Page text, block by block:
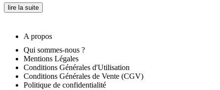
lire la suite
A propos
Qui sommes-nous ?
Mentions Légales
Conditions Générales d'Utilisation
Conditions Générales de Vente (CGV)
Politique de confidentialité